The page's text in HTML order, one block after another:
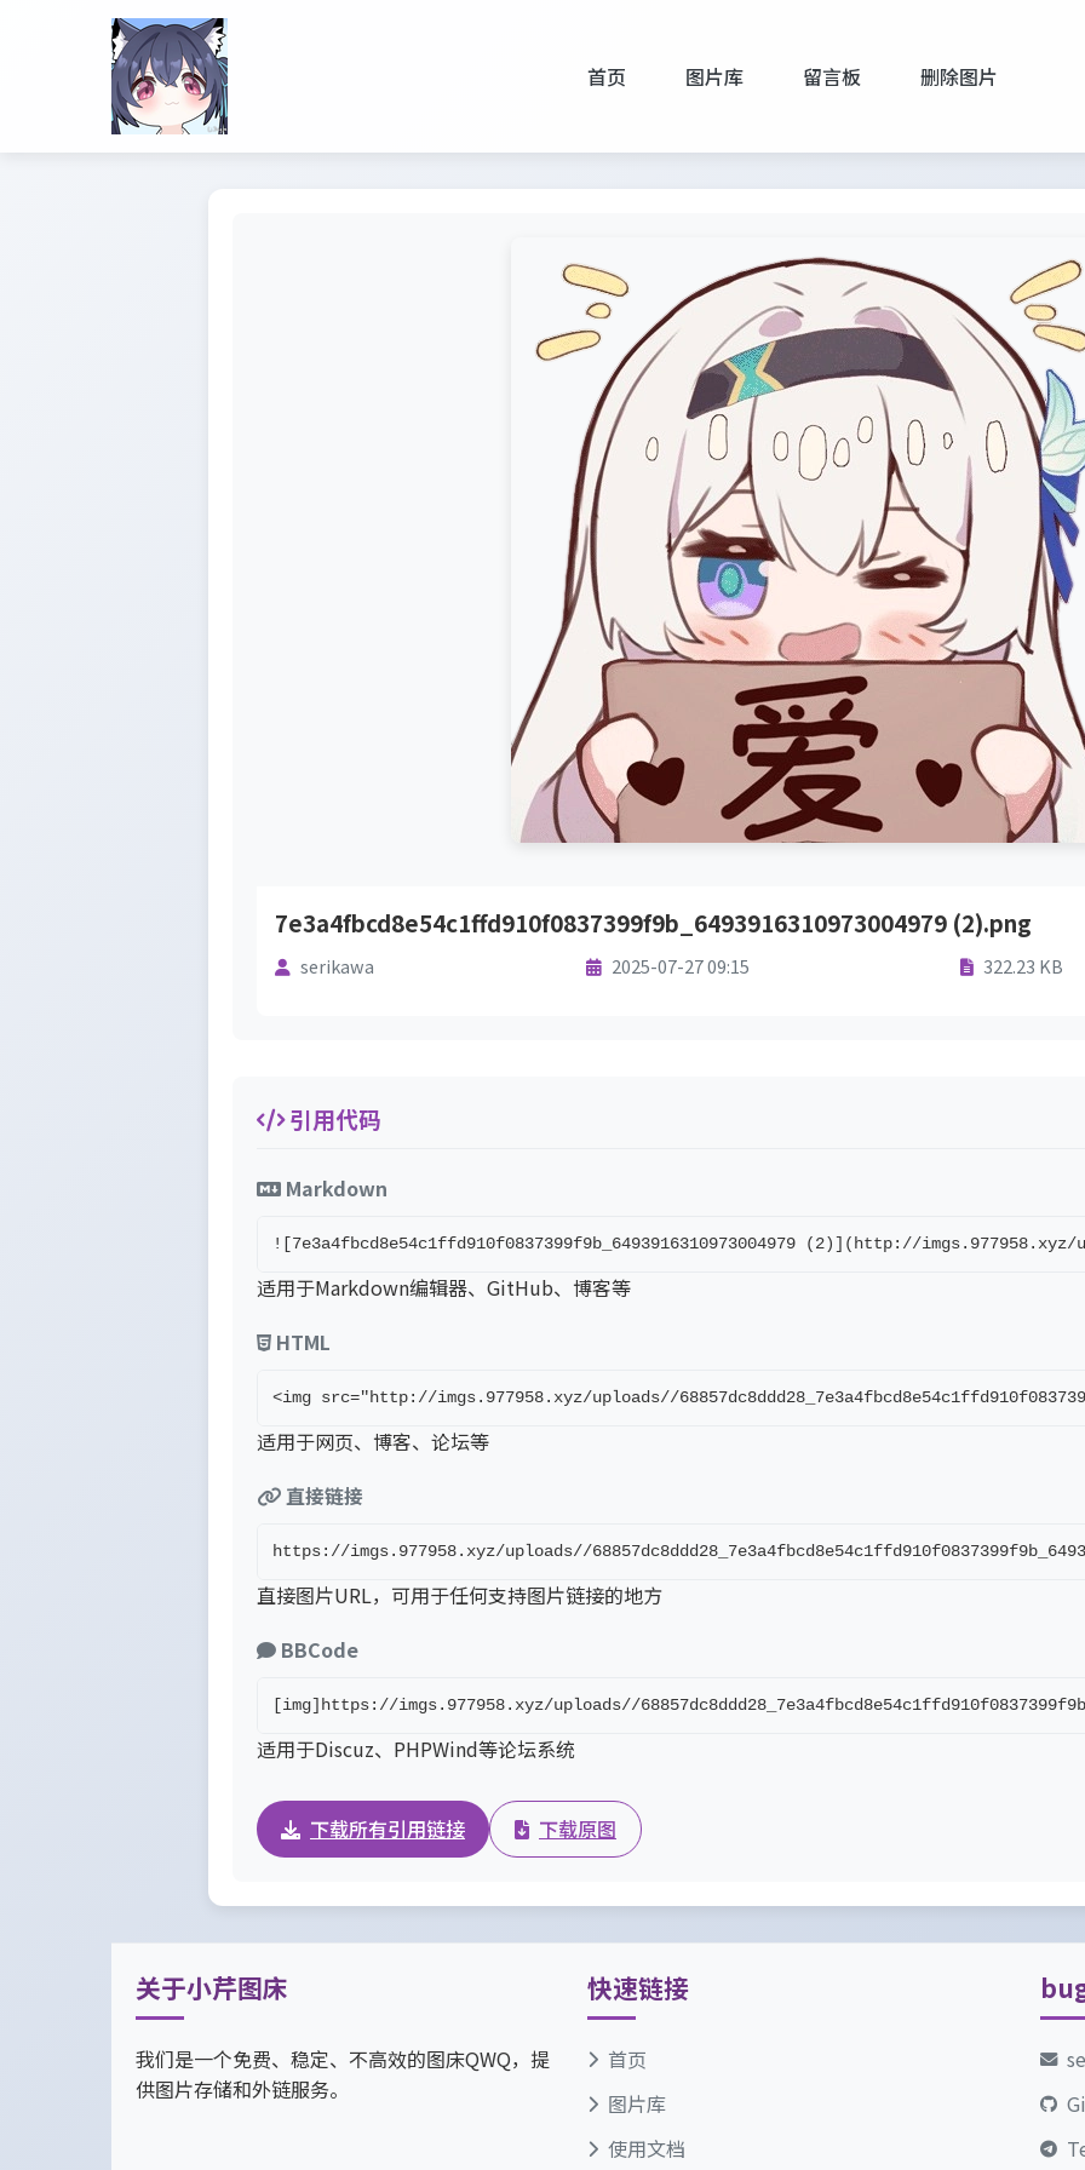
首页 图片库 留言板 删除图片
7e3a4fbcd8e54c1ffd910f0837399f9b_6493916310973004979 (2).png
serikawa 2025-07-27 09:15 322.23 KB
引用代码
Markdown
![7e3a4fbcd8e54c1ffd910f0837399f9b_6493916310973004979 (2)](http://imgs.977958.xyz/
适用于Markdown编辑器、GitHub、博客等
HTML
<img src="http://imgs.977958.xyz/uploads//
适用于网页、博客、论坛等
直接链接
https://imgs.977958.xyz/uploads//
直接图片URL，可用于任何支持图片链接的地方
BBCode
[img]https://imgs.977958.xyz/uploads//
适用于Discuz、PHPWind等论坛系统
下载所有引用链接 下载原图
关于小芹图床
我们是一个免费、稳定、不高效的图床QWQ，提
供图片存储和外链服务。
快速链接
首页
图片库
使用文档